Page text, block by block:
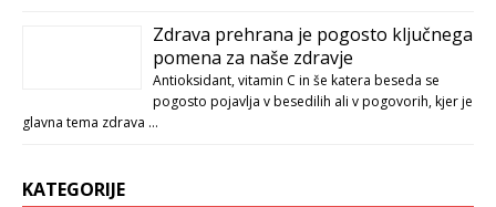
Zdrava prehrana je pogosto ključnega
pomena za naše zdravje
Antioksidant, vitamin C in še katera beseda se
pogosto pojavlja v besedilih ali v pogovorih, kjer je
glavna tema zdrava …
KATEGORIJE